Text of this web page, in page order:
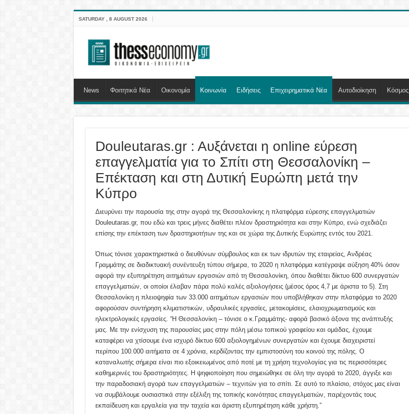
SATURDAY , 8 AUGUST 2026
News Φοιτητικά Νέα Οικονομία Κοινωνία Ειδήσεις Επιχειρηματικά Νέα Αυτοδιοίκηση Κόσμος
Douleutaras.gr : Aυξάνεται η online εύρεση
επαγγελματία για το Σπίτι στη Θεσσαλονίκη –
Επέκταση και στη Δυτική Ευρώπη μετά την
Κύπρο
Διευρύνει την παρουσία της στην αγορά της Θεσσαλονίκης η πλατφόρμα εύρεσης επαγγελματιών
Douleutaras.gr, που εδώ και τρεις μήνες διαθέτει πλέον δραστηριότητα και στην Κύπρο, ενώ σχεδιάζει
επίσης την επέκταση των δραστηριοτήτων της και σε χώρα της Δυτικής Ευρώπης εντός του 2021.
Όπως τόνισε χαρακτηριστικά ο διευθύνων σύμβουλος και εκ των ιδρυτών της εταιρείας, Ανδρέας
Γραμμάτης σε διαδικτυακή συνέντευξη τύπου σήμερα, το 2020 η πλατφόρμα κατέγραψε αύξηση 40% όσον
αφορά την εξυπηρέτηση αιτημάτων εργασιών από τη Θεσσαλονίκη, όπου διαθέτει δίκτυο 600 συνεργατών
επαγγελματιών, οι οποίοι έλαβαν πάρα πολύ καλές αξιολογήσεις (μέσος όρος 4,7 με άριστα το 5). Στη
Θεσσαλονίκη η πλειοψηφία των 33.000 αιτημάτων εργασιών που υποβλήθηκαν στην πλατφόρμα το 2020
αφορούσαν συντήρηση κλιματιστικών, υδραυλικές εργασίες, μετακομίσεις, ελαιοχρωματισμούς και
ηλεκτρολογικές εργασίες. “Η Θεσσαλονίκη – τόνισε ο κ.Γραμμάτης- αφορά βασικό άξονα της ανάπτυξής
μας. Με την ενίσχυση της παρουσίας μας στην πόλη μέσω τοπικού γραφείου και ομάδας, έχουμε
καταφέρει να χτίσουμε ένα ισχυρό δίκτυο 600 αξιολογημένων συνεργατών και έχουμε διαχειριστεί
περίπου 100.000 αιτήματα σε 4 χρόνια, κερδίζοντας την εμπιστοσύνη του κοινού της πόλης. Ο
καταναλωτής σήμερα είναι πιο εξοικειωμένος από ποτέ με τη χρήση τεχνολογίας για τις περισσότερες
καθημερινές του δραστηριότητες. Η ψηφιοποίηση που σημειώθηκε σε όλη την αγορά το 2020, άγγιξε και
την παραδοσιακή αγορά των επαγγελματιών – τεχνιτών για το σπίτι. Σε αυτό το πλαίσιο, στόχος μας είναι
να συμβάλουμε ουσιαστικά στην εξέλιξη της τοπικής κοινότητας επαγγελματιών, παρέχοντάς τους
εκπαίδευση και εργαλεία για την ταχεία και άριστη εξυπηρέτηση κάθε χρήστη.”